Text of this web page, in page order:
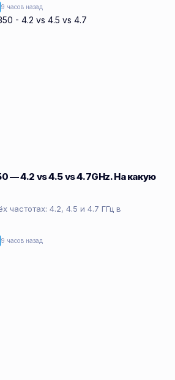
9 часов назад
— 4.2 vs 4.5 vs 4.7GHz. На какую
частотах: 4.2, 4.5 и 4.7 ГГц в
9 часов назад